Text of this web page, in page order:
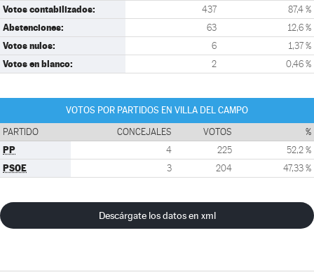
Votos contabilizados: 437 87,4 %
Abstenciones: 63 12,6 %
Votos nulos: 6 1,37 %
Votos en blanco: 2 0,46 %
VOTOS POR PARTIDOS EN VILLA DEL CAMPO
PARTIDO CONCEJALES VOTOS %
PP 4 225 52,2 %
PSOE 3 204 47,33 %
Descárgate los datos en xml